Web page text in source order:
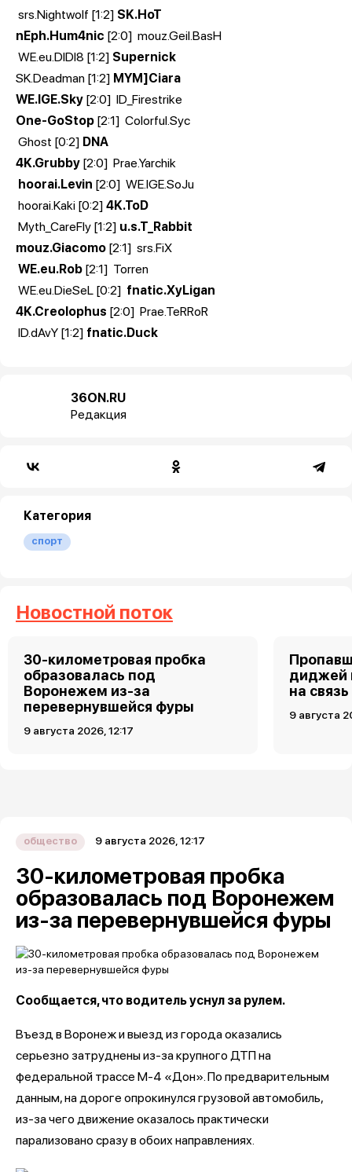
srs.Nightwolf [1:2] SK.HoT
nEph.Hum4nic [2:0] mouz.Geil.BasH
WE.eu.DIDI8 [1:2] Supernick
SK.Deadman [1:2] MYM]Ciara
WE.IGE.Sky [2:0] ID_Firestrike
One-GoStop [2:1] Colorful.Syc
Ghost [0:2] DNA
4K.Grubby [2:0] Prae.Yarchik
hoorai.Levin [2:0] WE.IGE.SoJu
hoorai.Kaki [0:2] 4K.ToD
Myth_CareFly [1:2] u.s.T_Rabbit
mouz.Giacomo [2:1] srs.FiX
WE.eu.Rob [2:1] Torren
WE.eu.DieSeL [0:2] fnatic.XyLigan
4K.Creolophus [2:0] Prae.TeRRoR
ID.dAvY [1:2] fnatic.Duck
36ON.RU
Редакция
Категория
спорт
Новостной поток
30-километровая пробка
образовалась под
Воронежем из-за
перевернувшейся фуры
9 августа 2026, 12:17
диджей
на связь
9 августа
общество 9 августа 2026, 12:17
30-километровая пробка
образовалась под Воронежем
из-за перевернувшейся фуры
Сообщается, что водитель уснул за рулем.
Въезд в Воронеж и выезд из города оказались
серьезно затруднены из-за крупного ДТП на
федеральной трассе М-4 «Дон». По предварительным
данным, на дороге опрокинулся грузовой автомобиль,
из-за чего движение оказалось практически
парализовано сразу в обоих направлениях.